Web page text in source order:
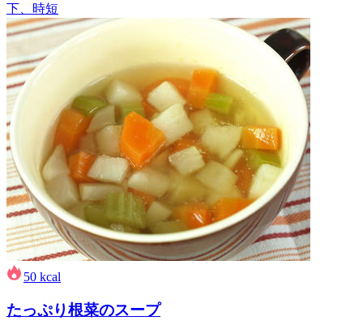
下、時短
50 kcal
たっぷり根菜のスープ